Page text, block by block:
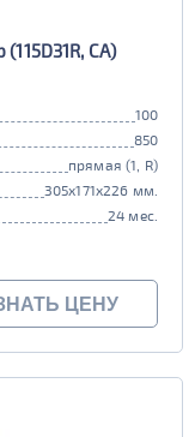
CA)
100
850
прямая (1, R)
305x171x226 мм.
24 мес.
ЦЕНУ